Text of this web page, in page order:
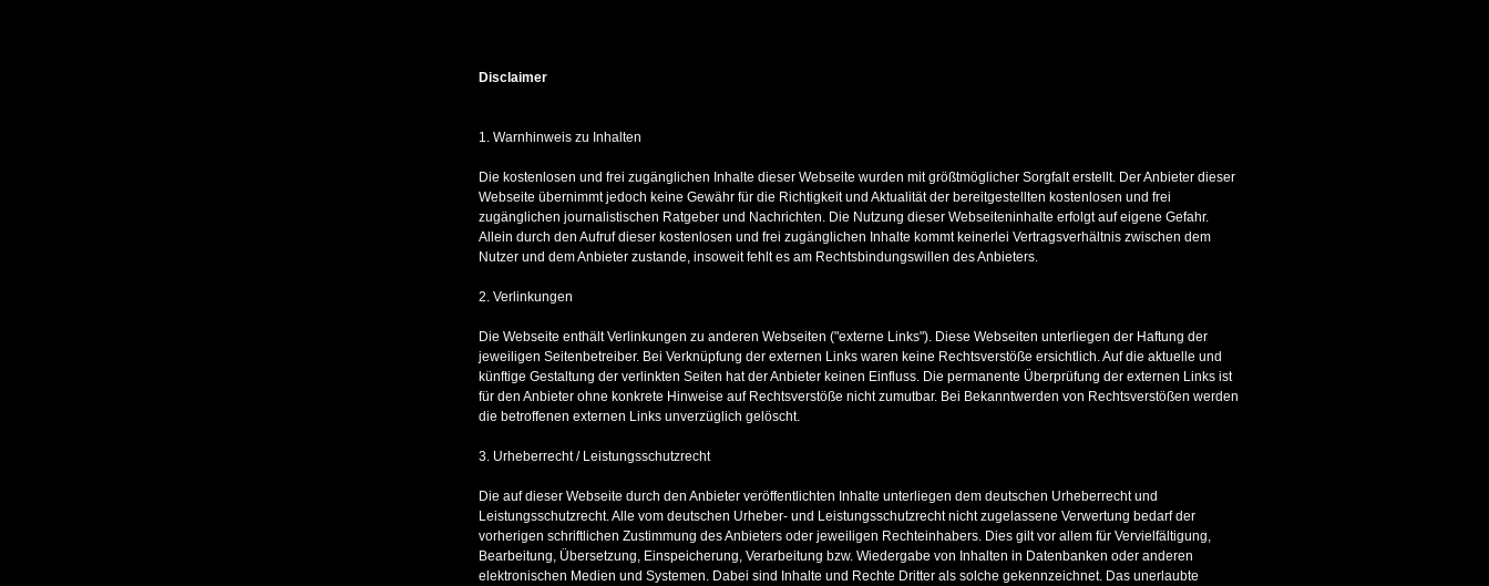
Disclaimer
1. Warnhinweis zu Inhalten
Die kostenlosen und frei zugänglichen Inhalte dieser Webseite wurden mit größtmöglicher Sorgfalt erstellt. Der Anbieter dieser
Webseite übernimmt jedoch keine Gewähr für die Richtigkeit und Aktualität der bereitgestellten kostenlosen und frei
zugänglichen journalistischen Ratgeber und Nachrichten. Die Nutzung dieser Webseiteninhalte erfolgt auf eigene Gefahr.
Allein durch den Aufruf dieser kostenlosen und frei zugänglichen Inhalte kommt keinerlei Vertragsverhältnis zwischen dem
Nutzer und dem Anbieter zustande, insoweit fehlt es am Rechtsbindungswillen des Anbieters.
2. Verlinkungen
Die Webseite enthält Verlinkungen zu anderen Webseiten ("externe Links"). Diese Webseiten unterliegen der Haftung der
jeweiligen Seitenbetreiber. Bei Verknüpfung der externen Links waren keine Rechtsverstöße ersichtlich. Auf die aktuelle und
künftige Gestaltung der verlinkten Seiten hat der Anbieter keinen Einfluss. Die permanente Überprüfung der externen Links ist
für den Anbieter ohne konkrete Hinweise auf Rechtsverstöße nicht zumutbar. Bei Bekanntwerden von Rechtsverstößen werden
die betroffenen externen Links unverzüglich gelöscht.
3. Urheberrecht / Leistungsschutzrecht
Die auf dieser Webseite durch den Anbieter veröffentlichten Inhalte unterliegen dem deutschen Urheberrecht und
Leistungsschutzrecht. Alle vom deutschen Urheber- und Leistungsschutzrecht nicht zugelassene Verwertung bedarf der
vorherigen schriftlichen Zustimmung des Anbieters oder jeweiligen Rechteinhabers. Dies gilt vor allem für Vervielfältigung,
Bearbeitung, Übersetzung, Einspeicherung, Verarbeitung bzw. Wiedergabe von Inhalten in Datenbanken oder anderen
elektronischen Medien und Systemen. Dabei sind Inhalte und Rechte Dritter als solche gekennzeichnet. Das unerlaubte